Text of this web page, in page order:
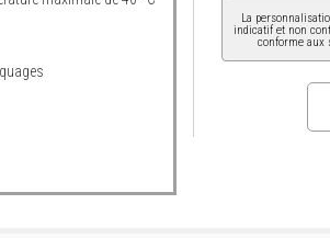
La
indicatif et non
conforme aux